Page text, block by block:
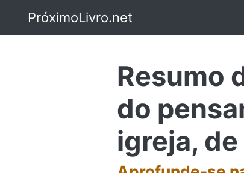
PróximoLivro.net
Resumo
do
igreja,